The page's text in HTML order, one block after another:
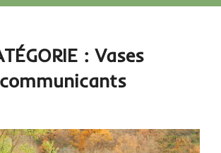
:Vases
communicants